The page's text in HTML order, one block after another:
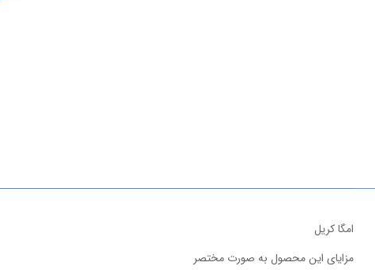
امگا کریل
مزایای این محصول به صورت مختصر